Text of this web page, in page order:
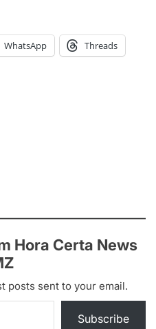
WhatsApp Threads
Hora Certa News
posts sent to your email.
Subscribe